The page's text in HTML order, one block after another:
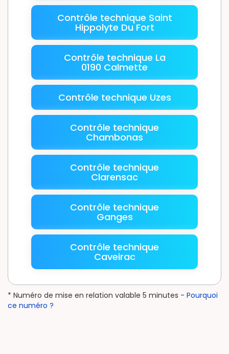
Contrôle technique Saint
Hippolyte Du Fort
Contrôle technique La
0190 Calmette
Contrôle technique Uzes
Contrôle technique
Chambonas
Contrôle technique
Clarensac
Contrôle technique
Ganges
Contrôle technique
Caveirac
* Numéro de mise en relation valable 5 minutes - Pourquoi
ce numéro ?